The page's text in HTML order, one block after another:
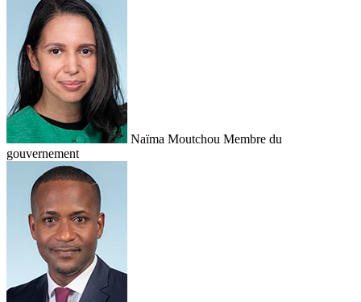
Naïma Moutchou Membre du
gouvernement